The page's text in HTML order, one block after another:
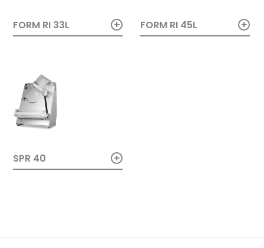
FORM RI 33L + FORM RI 45L +
SPR 40 +